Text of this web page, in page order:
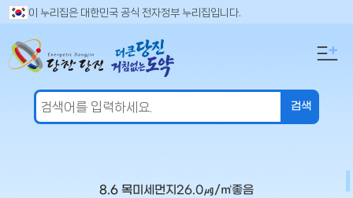
이 누리집은 대한민국 공식 전자정부 누리집입니다.
8.6 목미세먼지 26.0㎍/㎥좋음
검
어
입
만
도
의